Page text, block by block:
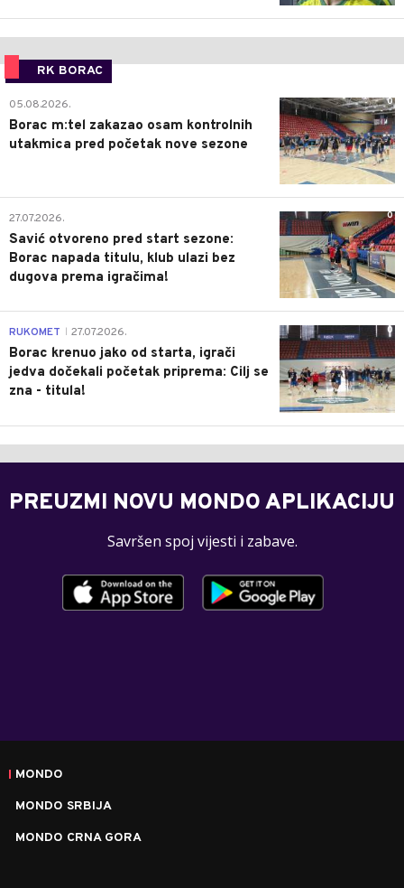
RK BORAC
0
05.08.2026.
Borac m:tel zakazao osam kontrolnih
utakmica pred početak nove sezone
0
27.07.2026.
Savić otvoreno pred start sezone:
Borac napada titulu, klub ulazi bez
dugova prema igračima!
0
RUKOMET 27.07.2026.
Borac krenuo jako od starta, igrači
jedva dočekali početak priprema: Cilj se
zna - titula!
PREUZMI NOVU MONDO APLIKACIJU
Savršen spoj vijesti i zabave.
MONDO
MONDO SRBIJA
MONDO CRNA GORA